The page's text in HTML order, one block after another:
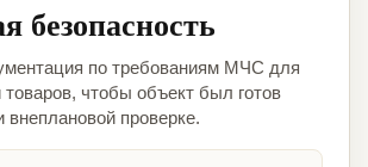
безопасность
по требованиям МЧС для
товаров, чтобы объект был готов
внеплановой проверке.